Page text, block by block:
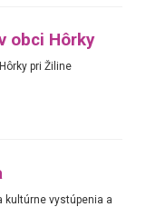
obci Hôrky
pri Žiline
kultúrne vystúpenia a